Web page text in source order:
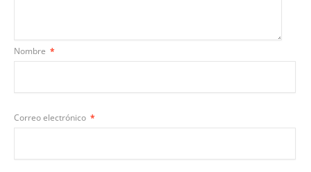
Nombre *
Correo electrónico *